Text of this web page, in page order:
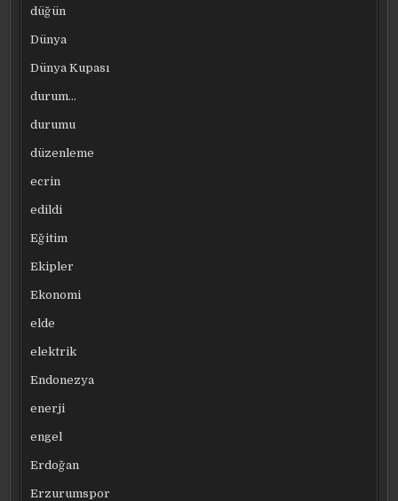
düğün
Dünya
Dünya Kupası
durum…
durumu
düzenleme
ecrin
edildi
Eğitim
Ekipler
Ekonomi
elde
elektrik
Endonezya
enerji
engel
Erdoğan
Erzurumspor